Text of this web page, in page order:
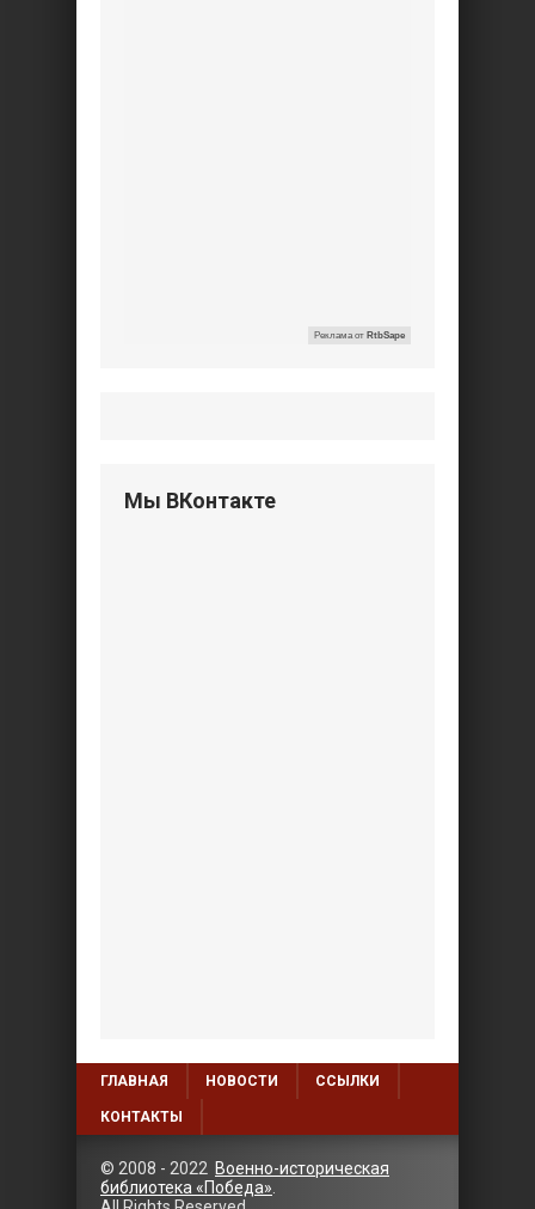
Реклама от RtbSape
Мы ВКонтакте
ГЛАВНАЯ НОВОСТИ ССЫЛКИ
КОНТАКТЫ
© 2008 - 2022 Военно-историческая
библиотека «Победа»